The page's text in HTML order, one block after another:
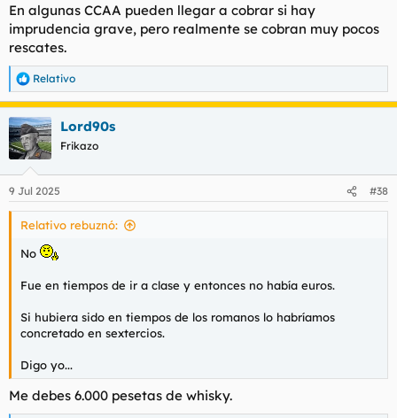
En algunas CCAA pueden llegar a cobrar si hay
imprudencia grave, pero realmente se cobran muy pocos
rescates.
R
e
a
c
c
i
e
s
Relativo
Lord90s
Frikazo
9 Jul 2025 #38
Relativo rebuznó:
No
Fue en tiempos de ir a clase y entonces no había euros.
Si hubiera sido en tiempos de los romanos lo habríamos
concretado en sextercios.
Digo yo...
Me debes 6.000 pesetas de whisky.